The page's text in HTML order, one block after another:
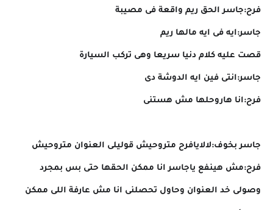
فرح:جاسر الحق ريم واقعة فى مصيبة
جاسر:ايه فى ايه مالها ريم
قصت عليه كلام دنيا سريعا وهى تركب السيارة
جاسر:انتى فين ايه الدوشة دى
فرح:انا هاروحلها مش هستنى
جاسر بخوف:لالايافرح متروحيش قوليلى العنوان متروحيش
فرح:مش هينفع ياجاسر انا ممكن الحقها حتى بس بمجرد
وصولى خد العنوان وحاول تحصلنى انا مش عارفة اللى ممكن